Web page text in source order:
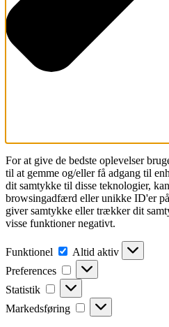
For at give de bedste oplevelser
til at gemme og/eller få adgang til
dit samtykke til disse teknologier,
browsingadfærd eller unikke ID'er
giver samtykke eller trækker dit
visse funktioner negativt.
Funktionel Funktionel
Altid aktiv
Preferences
Preferences
Statistik Statistik
Markedsføring Markedsføring